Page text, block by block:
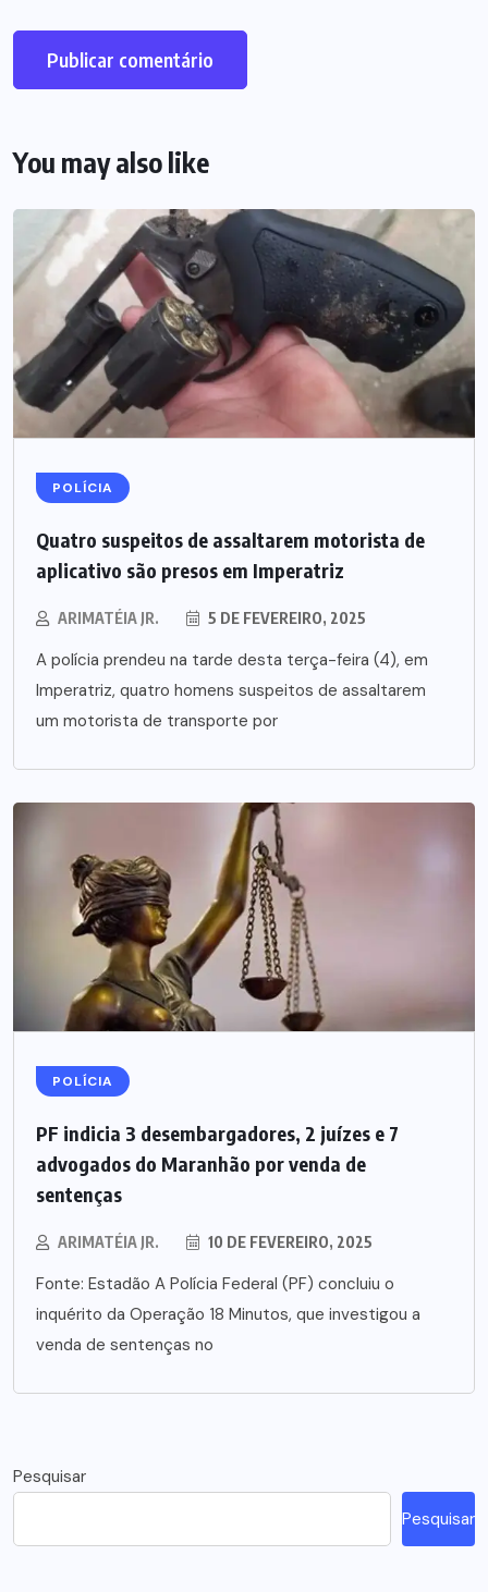
You may also like
POLÍCIA
Quatro suspeitos de assaltarem motorista de
aplicativo são presos em Imperatriz
ARIMATÉIA JR. 5 DE FEVEREIRO, 2025
A polícia prendeu na tarde desta terça-feira (4), em
Imperatriz, quatro homens suspeitos de assaltarem
um motorista de transporte por
POLÍCIA
PF indicia 3 desembargadores, 2 juízes e 7
advogados do Maranhão por venda de
sentenças
ARIMATÉIA JR. 10 DE FEVEREIRO, 2025
Fonte: Estadão A Polícia Federal (PF) concluiu o
inquérito da Operação 18 Minutos, que investigou a
venda de sentenças no
Pesquisar
Pesquisar